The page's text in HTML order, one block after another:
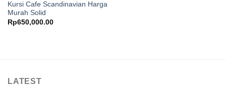
Kursi Cafe Scandinavian Harga
Murah Solid
Rp650,000.00
LATEST